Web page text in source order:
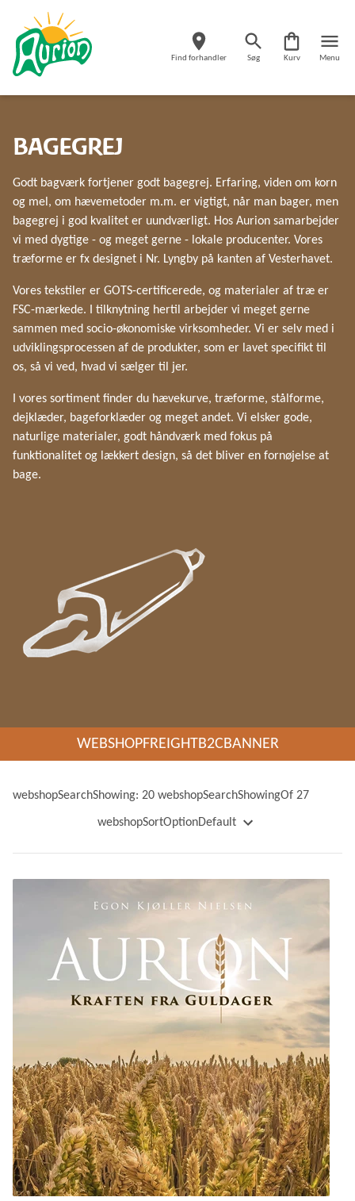
Find forhandler Søg Kurv Menu
BAGEGREJ
Godt bagværk fortjener godt bagegrej. Erfaring, viden om korn
og mel, om hævemetoder m.m. er vigtigt, når man bager, men
bagegrej i god kvalitet er uundværligt. Hos Aurion samarbejder
vi med dygtige - og meget gerne - lokale producenter. Vores
træforme er fx designet i Nr. Lyngby på kanten af Vesterhavet.
Vores tekstiler er GOTS-certificerede, og materialer af træ er
FSC-mærkede. I tilknytning hertil arbejder vi meget gerne
sammen med socio-økonomiske virksomheder. Vi er selv med i
udviklingsprocessen af de produkter, som er lavet specifikt til
os, så vi ved, hvad vi sælger til jer.
I vores sortiment finder du hævekurve, træforme, stålforme,
dejklæder, bageforklæder og meget andet. Vi elsker gode,
naturlige materialer, godt håndværk med fokus på
funktionalitet og lækkert design, så det bliver en fornøjelse at
bage.
WEBSHOPFREIGHTB2CBANNER
webshopSearchShowing: 20 webshopSearchShowingOf 27
webshopSortOptionDefault
webshopSortOptionName
webshopSortOptionWeight
webshopSortOptionWeightDescending
webshopSortOptionNewest
webshopSortOptionOldest